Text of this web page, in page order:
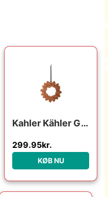
Kahler Kähler Gingerbread Julekrans Ø18.5 cm – Brun : Erling Christensen Møbler : Erling Christensen Møbler
299.95kr.
KØB NU